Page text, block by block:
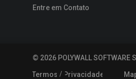
Entre em Contato
© 2026 POLYWALL SOFTWARE
Termos Privacidade
/